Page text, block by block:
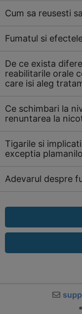
Cum sa reusesti
Fumatul si
De ce exista
reabilitarile orale
care isi aleg
Ce schimbari la
renuntarea la
Tigarile si
exceptia
Adevarul despre